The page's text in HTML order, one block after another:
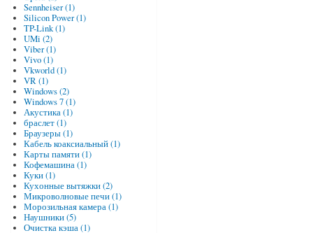
Sennheiser (1)
Silicon Power (1)
TP-Link (1)
UMi (2)
Viber (1)
Vivo (1)
Vkworld (1)
VR (1)
Windows (2)
Windows 7 (1)
Акустика (1)
браслет (1)
Браузеры (1)
Кабель коаксиальный (1)
Карты памяти (1)
Кофемашина (1)
Куки (1)
Кухонные вытяжки (2)
Микроволновые печи (1)
Морозильная камера (1)
Наушники (5)
Очистка кэша (1)